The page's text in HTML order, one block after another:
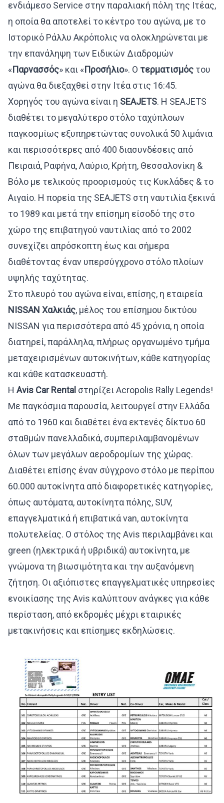
ενδιάμεσο Service στην παραλιακή πόλη της Ιτέας,
η οποία θα αποτελεί το κέντρο του αγώνα, με το
Ιστορικό Ράλλυ Ακρόπολις να ολοκληρώνεται με
την επανάληψη των Ειδικών Διαδρομών
«Παρνασσός» και «Προσήλιο». Ο τερματισμός του
αγώνα θα διεξαχθεί στην Ιτέα στις 16:45.
Χορηγός του αγώνα είναι η SEAJETS. Η SEAJETS
διαθέτει το μεγαλύτερο στόλο ταχύπλοων
παγκοσμίως εξυπηρετώντας συνολικά 50 λιμάνια
και περισσότερες από 400 διασυνδέσεις από
Πειραιά, Ραφήνα, Λαύριο, Κρήτη, Θεσσαλονίκη &
Βόλο με τελικούς προορισμούς τις Κυκλάδες & το
Αιγαίο. Η πορεία της SEAJETS στη ναυτιλία ξεκινά
το 1989 και μετά την επίσημη είσοδό της στο
χώρο της επιβατηγού ναυτιλίας από το 2002
συνεχίζει απρόσκοπτη έως και σήμερα
διαθέτοντας έναν υπερσύγχρονο στόλο πλοίων
υψηλής ταχύτητας.
Στο πλευρό του αγώνα είναι, επίσης, η εταιρεία
NISSAN Χαλκιάς, μέλος του επίσημου δικτύου
NISSAN για περισσότερα από 45 χρόνια, η οποία
διατηρεί, παράλληλα, πλήρως οργανωμένο τμήμα
μεταχειρισμένων αυτοκινήτων, κάθε κατηγορίας
και κάθε κατασκευαστή.
Η Avis Car Rental στηρίζει Acropolis Rally Legends!
Mε παγκόσμια παρουσία, λειτουργεί στην Ελλάδα
από το 1960 και διαθέτει ένα εκτενές δίκτυο 60
σταθμών πανελλαδικά, συμπεριλαμβανομένων
όλων των μεγάλων αεροδρομίων της χώρας.
Διαθέτει επίσης έναν σύγχρονο στόλο με περίπου
60.000 αυτοκίνητα από διαφορετικές κατηγορίες,
όπως αυτόματα, αυτοκίνητα πόλης, SUV,
επαγγελματικά ή επιβατικά van, αυτοκίνητα
πολυτελείας. Ο στόλος της Avis περιλαμβάνει και
green (ηλεκτρικά ή υβριδικά) αυτοκίνητα, με
γνώμονα τη βιωσιμότητα και την αυξανόμενη
ζήτηση. Οι αξιόπιστες επαγγελματικές υπηρεσίες
ενοικίασης της Avis καλύπτουν ανάγκες για κάθε
περίσταση, από εκδρομές μέχρι εταιρικές
μετακινήσεις και επίσημες εκδηλώσεις.